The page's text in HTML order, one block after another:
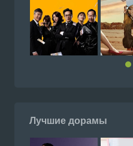
Лучшие дорамы